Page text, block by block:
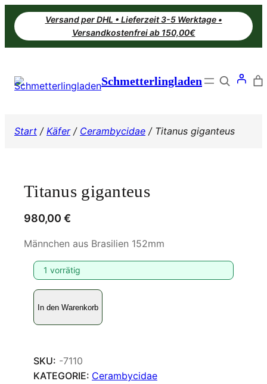
Zum
Inhalt
springen
Versand per DHL • Lieferzeit 3-5 Werktage •
Versandkostenfrei ab 150,00€
Schmetterlingladen Search
Start / Käfer/ Cerambycidae / Titanus giganteus
Titanus giganteus
980,00 €
Männchen aus Brasilien 152mm
1 vorrätig
T
t
n
u
In den Warenkorb
SKU: -7110
KATEGORIE: Cerambycidae